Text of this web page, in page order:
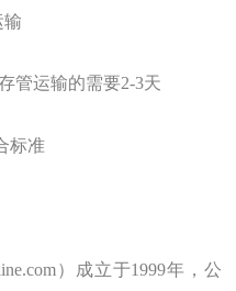
输
管运输的需要2-3天
标准
）成立于1999年，公